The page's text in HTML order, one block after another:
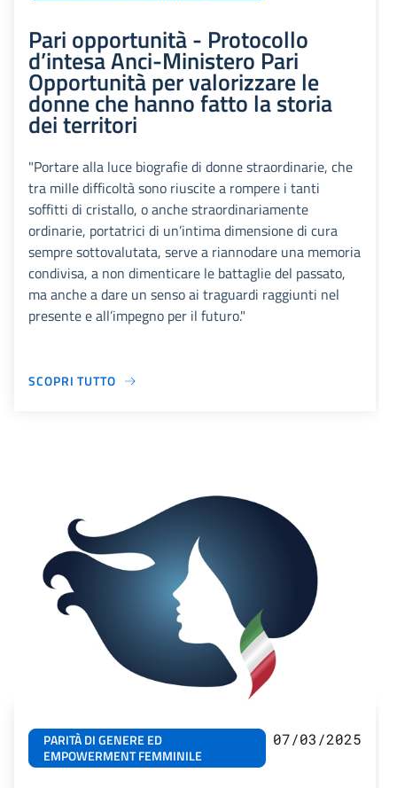
Pari opportunità - Protocollo
d’intesa Anci-Ministero Pari
Opportunità per valorizzare le
donne che hanno fatto la storia
dei territori
"Portare alla luce biografie di donne straordinarie, che
tra mille difficoltà sono riuscite a rompere i tanti
soffitti di cristallo, o anche straordinariamente
ordinarie, portatrici di un’intima dimensione di cura
sempre sottovalutata, serve a riannodare una memoria
condivisa, a non dimenticare le battaglie del passato,
ma anche a dare un senso ai traguardi raggiunti nel
presente e all’impegno per il futuro."
SCOPRI TUTTO
PARITÀ DI GENERE ED
EMPOWERMENT FEMMINILE
07/03/2025